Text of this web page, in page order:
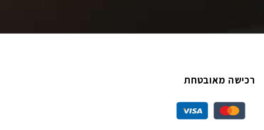
רכישה מאובטחת